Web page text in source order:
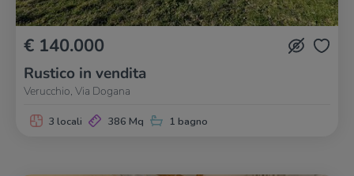
€ 140.000
Rustico in vendita
Verucchio, Via Dogana
3 locali 386 Mq 1 bagno